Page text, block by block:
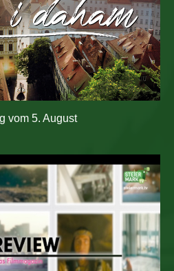
vom 5. August